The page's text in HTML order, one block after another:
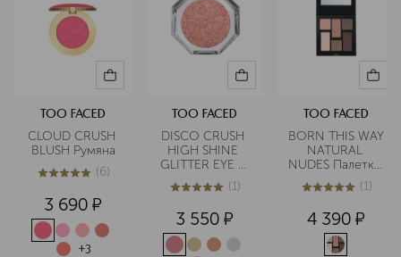
из которых являются культовыми в
бьюти-индустрии.
TOO FACED
CLOUD CRUSH
BLUSH Румяна
5из 56 (6)
3 690 ¤
+3
TOO FACED
DISCO CRUSH
HIGH SHINE
GLITTER EYE +
FACE SPARKLE
Многофункциональный
пигмент для
глаз и лица
5из 51 (1)
3 550 ¤
TOO FACED
BORN THIS WAY
NATURAL
NUDES Палетка
теней для век
Cold Smolder
5из 51 (1)
4 390 ¤